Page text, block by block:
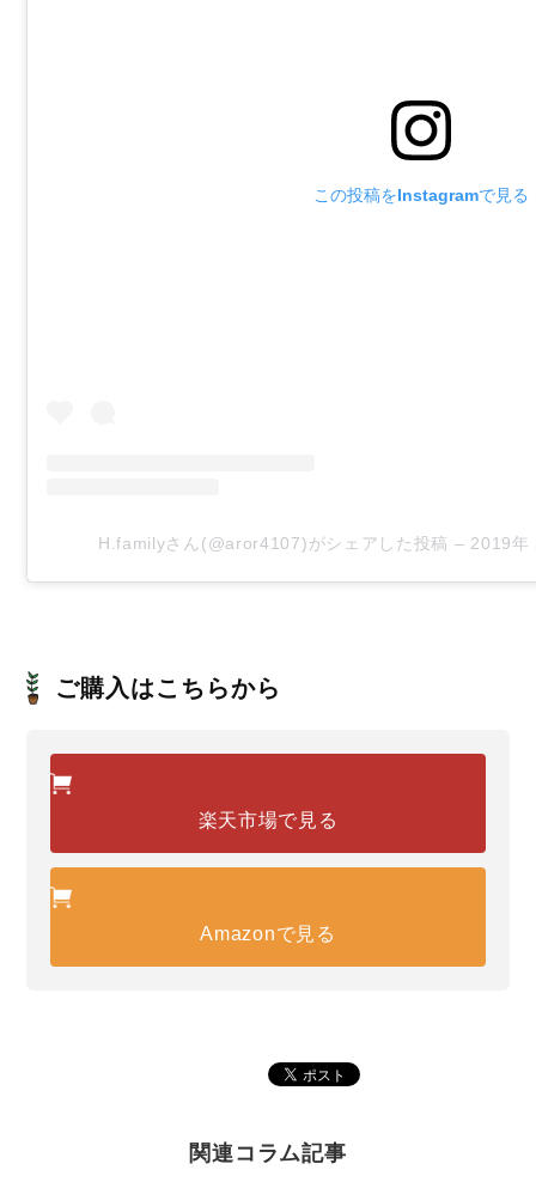
この投稿をInstagramで見る
H.familyさん(@aror4107)がシェアした投稿 – 2019年
ご購入はこちらから
楽天市場で見る
Amazonで見る
関連コラム記事